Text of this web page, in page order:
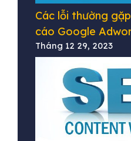
Các lỗi thường
cáo Google
Tháng 12 29, 2023